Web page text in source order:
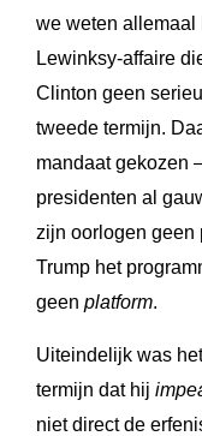
we weten allemaal
Lewinksy-affaire
Clinton geen
tweede termijn.
mandaat gekozen
presidenten al
zijn oorlogen geen
Trump het
geen platform.
Uiteindelijk was
termijn dat hij
niet direct de